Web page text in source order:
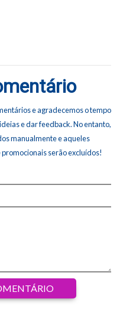
e agradecemos o tempo
e dar feedback. No entanto,
manualmente e aqueles
serão excluídos!